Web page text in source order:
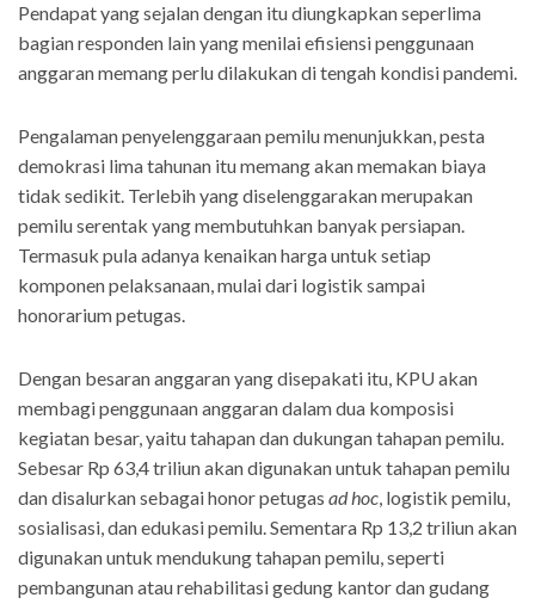
Pendapat yang sejalan dengan itu diungkapkan seperlima
bagian responden lain yang menilai efisiensi penggunaan
anggaran memang perlu dilakukan di tengah kondisi pandemi.
Pengalaman penyelenggaraan pemilu menunjukkan, pesta
demokrasi lima tahunan itu memang akan memakan biaya
tidak sedikit. Terlebih yang diselenggarakan merupakan
pemilu serentak yang membutuhkan banyak persiapan.
Termasuk pula adanya kenaikan harga untuk setiap
komponen pelaksanaan, mulai dari logistik sampai
honorarium petugas.
Dengan besaran anggaran yang disepakati itu, KPU akan
membagi penggunaan anggaran dalam dua komposisi
kegiatan besar, yaitu tahapan dan dukungan tahapan pemilu.
Sebesar Rp 63,4 triliun akan digunakan untuk tahapan pemilu
dan disalurkan sebagai honor petugas ad hoc, logistik pemilu,
sosialisasi, dan edukasi pemilu. Sementara Rp 13,2 triliun akan
digunakan untuk mendukung tahapan pemilu, seperti
pembangunan atau rehabilitasi gedung kantor dan gudang